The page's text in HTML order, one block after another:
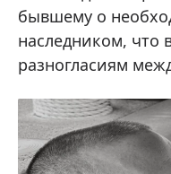
бывшему о
наследником, что
разногласиям